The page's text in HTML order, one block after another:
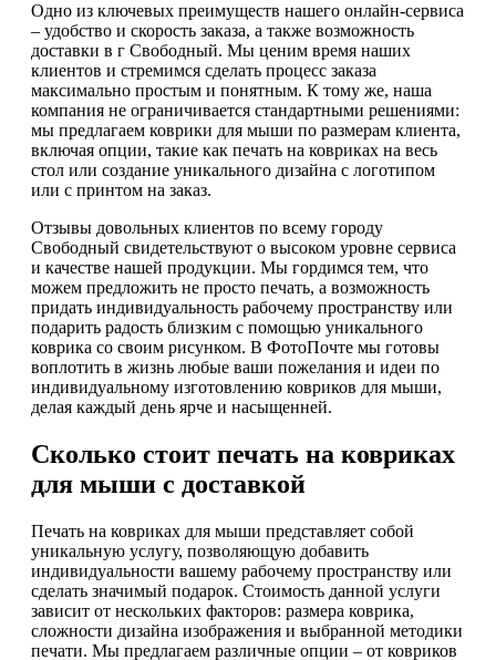
Одно из ключевых преимуществ нашего онлайн-сервиса
– удобство и скорость заказа, а также возможность
доставки в г Свободный. Мы ценим время наших
клиентов и стремимся сделать процесс заказа
максимально простым и понятным. К тому же, наша
компания не ограничивается стандартными решениями:
мы предлагаем коврики для мыши по размерам клиента,
включая опции, такие как печать на ковриках на весь
стол или создание уникального дизайна с логотипом
или с принтом на заказ.
Отзывы довольных клиентов по всему городу
Свободный свидетельствуют о высоком уровне сервиса
и качестве нашей продукции. Мы гордимся тем, что
можем предложить не просто печать, а возможность
придать индивидуальность рабочему пространству или
подарить радость близким с помощью уникального
коврика со своим рисунком. В ФотоПочте мы готовы
воплотить в жизнь любые ваши пожелания и идеи по
индивидуальному изготовлению ковриков для мыши,
делая каждый день ярче и насыщенней.
Сколько стоит печать на ковриках
для мыши с доставкой
Печать на ковриках для мыши представляет собой
уникальную услугу, позволяющую добавить
индивидуальности вашему рабочему пространству или
сделать значимый подарок. Стоимость данной услуги
зависит от нескольких факторов: размера коврика,
сложности дизайна изображения и выбранной методики
печати. Мы предлагаем различные опции – от ковриков